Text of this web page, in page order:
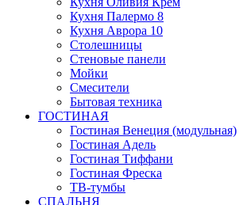
Кухня Палермо 8
Кухня Аврора 10
Столешницы
Стеновые панели
Мойки
Смесители
Бытовая техника
ГОСТИНАЯ
Гостиная Венеция (модульная)
Гостиная Адель
Гостиная Тиффани
Гостиная Фреска
ТВ-тумбы
СПАЛЬНЯ